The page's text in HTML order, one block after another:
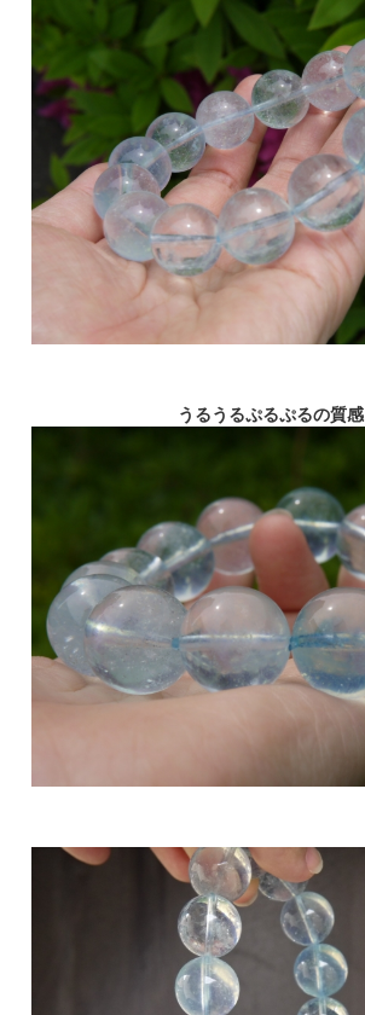
うるうるぷるぷるの質感